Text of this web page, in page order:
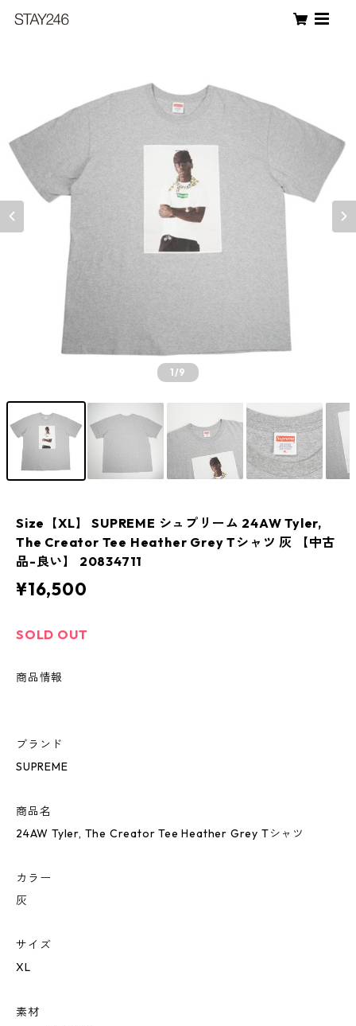
1/9
Size【XL】 SUPREME シュプリーム 24AW Tyler,
The Creator Tee Heather Grey Tシャツ 灰 【中古
品-良い】 20834711
¥16,500
SOLD OUT
商品情報
ブランド
SUPREME
商品名
24AW Tyler, The Creator Tee Heather Grey Tシャツ
カラー
灰
サイズ
XL
素材